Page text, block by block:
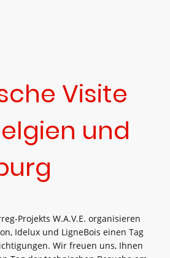
Visite
und
Projekts W.A.V.E. organisieren
Idelux und LigneBois einen Tag
Wir freuen uns, Ihnen